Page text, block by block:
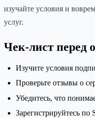
изучайте условия и
услуг.
Чек-лист перед
Изучите условия
Проверьте отзывы о
Убедитесь, что
Зарегистрируйтесь по